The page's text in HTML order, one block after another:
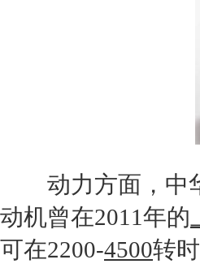
动力方面， 中
动机曾在2011年的
可在2200-4500转